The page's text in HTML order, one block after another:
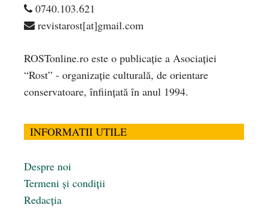
0740.103.621
revistarost[at]gmail.com
ROSTonline.ro este o publicaţie a Asociaţiei
“Rost” - organizaţie culturală, de orientare
conservatoare, înfiinţată în anul 1994.
INFORMATII UTILE
Despre noi
Termeni și condiții
Redacția